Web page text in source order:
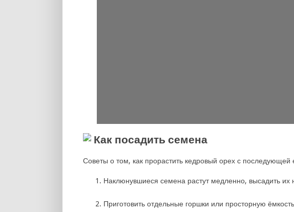
Как посадить семена
Советы о том, как прорастить кедровый орех с последующей
Наклюнувшиеся семена растут медленно, высадить их
Приготовить отдельные горшки или просторную